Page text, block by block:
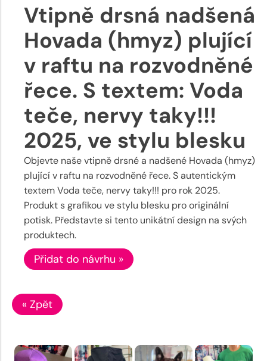
Vtipně drsná nadšená
Hovada (hmyz) plující
v raftu na rozvodněné
řece. S textem: Voda
teče, nervy taky!!!
2025, ve stylu blesku
Objevte naše vtipně drsné a nadšené Hovada (hmyz)
plující v raftu na rozvodněné řece. S autentickým
textem Voda teče, nervy taky!!! pro rok 2025.
Produkt s grafikou ve stylu blesku pro originální
potisk. Představte si tento unikátní design na svých
produktech.
Přidat do návrhu »
« Zpět